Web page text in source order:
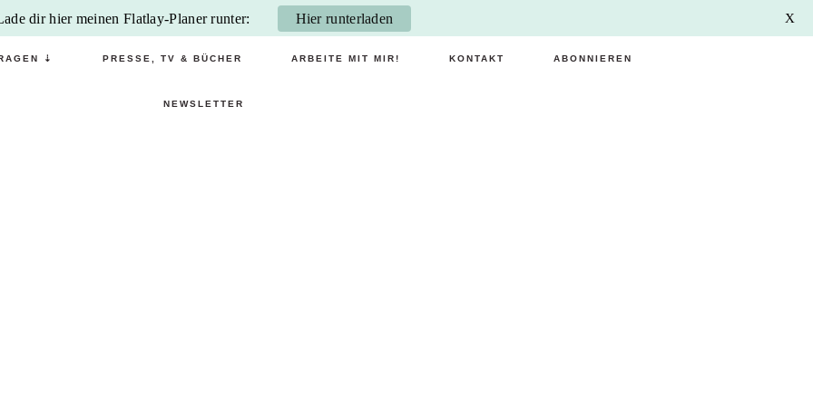
⇣ PRESSE, TV & BÜCHER ARBEITE MIT MIR! KONTAKT ABONNIEREN
NEWSLETTER
dir hier meinen Flatlay-Planer runter: Hier runterladen X